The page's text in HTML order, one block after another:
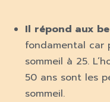
Il répond aux
fondamental car
sommeil à 25.
50 ans sont les
sommeil.